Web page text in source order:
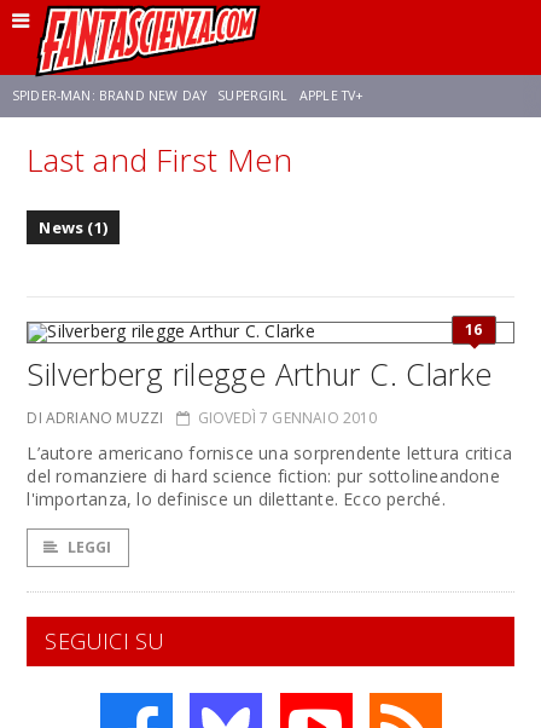
SPIDER-MAN: BRAND NEW DAY SUPERGIRL APPLE TV+
FRANCO RICCIARDIELLO ZENDAYA STAR TREK
Last and First Men
News (1)
16
Silverberg rilegge Arthur C. Clarke
DI ADRIANO MUZZI GIOVEDÌ 7 GENNAIO 2010
L’autore americano fornisce una sorprendente lettura critica
del romanziere di hard science fiction: pur sottolineandone
l'importanza, lo definisce un dilettante. Ecco perché.
LEGGI
SEGUICI SU